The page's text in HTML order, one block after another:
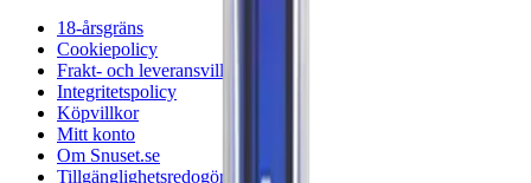
18-årsgräns
Cookiepolicy
Frakt- och leveransvillkor
Integritetspolicy
Köpvillkor
Mitt konto
Om Snuset.se
Tillgänglighetsredogörelse